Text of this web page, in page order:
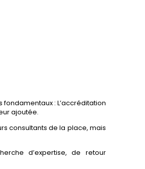
: L’accréditation
ajoutée.
consultants de la place, mais
d’expertise, de retour